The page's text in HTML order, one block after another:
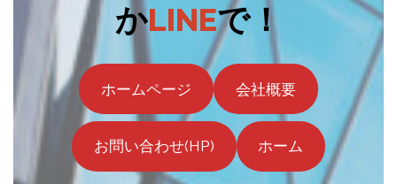
かLINEで！
ホームページ 会社概要
お問い合わせ(HP) ホーム